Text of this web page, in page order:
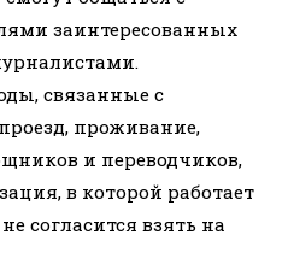
заинтересованных
связанные с
проживание,
и переводчиков,
в которой работает
согласится взять на